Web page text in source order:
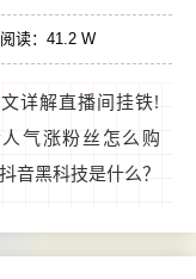
阅读：41.2 W